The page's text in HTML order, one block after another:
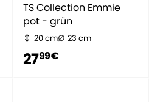
TS Collection Emmie
pot - grün
20 cm 23 cm
2799 €